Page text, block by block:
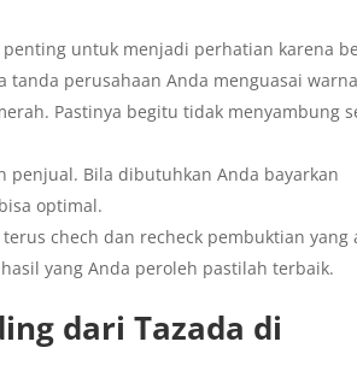
untuk menjadi perhatian karena
perusahaan Anda menguasai warna
Pastinya begitu tidak menyambung
penjual. Bila dibutuhkan Anda bayarkan
optimal.
chech dan recheck pembuktian yang
yang Anda peroleh pastilah terbaik.
dari Tazada di